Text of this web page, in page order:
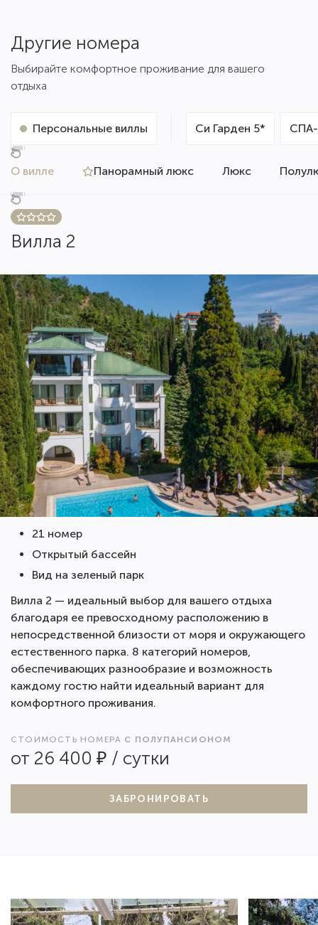
Другие номера
Выбирайте комфортное проживание для вашего
отдыха
Персональные виллы Си Гарден 5* СПА-
О вилле Панорамный люкс Люкс
Вилла 2
21 номер
Открытый бассейн
Вид на зеленый парк
Вилла 2 — идеальный выбор для вашего отдыха
благодаря ее превосходному расположению в
непосредственной близости от моря и окружающего
естественного парка. 8 категорий номеров,
обеспечивающих разнообразие и возможность
каждому гостю найти идеальный вариант для
комфортного проживания.
СТОИМОСТЬ НОМЕРА С ПОЛУПАНСИОНОМ
от 26 400 ₽ / сутки
ЗАБРОНИРОВАТЬ